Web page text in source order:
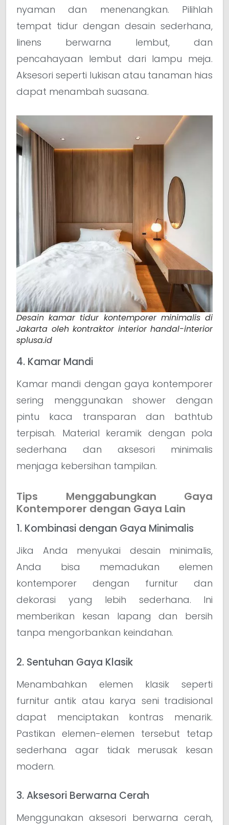
nyaman dan menenangkan. Pilihlah
tempat tidur dengan desain sederhana,
linens berwarna lembut, dan
pencahayaan lembut dari lampu meja.
Aksesori seperti lukisan atau tanaman hias
dapat menambah suasana.
Desain kamar tidur kontemporer minimalis di
Jakarta oleh kontraktor interior handal-interior
splusa.id
4. Kamar Mandi
Kamar mandi dengan gaya kontemporer
sering menggunakan shower dengan
pintu kaca transparan dan bathtub
terpisah. Material keramik dengan pola
sederhana dan aksesori minimalis
menjaga kebersihan tampilan.
Tips Menggabungkan Gaya
Kontemporer dengan Gaya Lain
1. Kombinasi dengan Gaya Minimalis
Jika Anda menyukai desain minimalis,
Anda bisa memadukan elemen
kontemporer dengan furnitur dan
dekorasi yang lebih sederhana. Ini
memberikan kesan lapang dan bersih
tanpa mengorbankan keindahan.
2. Sentuhan Gaya Klasik
Menambahkan elemen klasik seperti
furnitur antik atau karya seni tradisional
dapat menciptakan kontras menarik.
Pastikan elemen-elemen tersebut tetap
sederhana agar tidak merusak kesan
modern.
3. Aksesori Berwarna Cerah
Menggunakan aksesori berwarna cerah,